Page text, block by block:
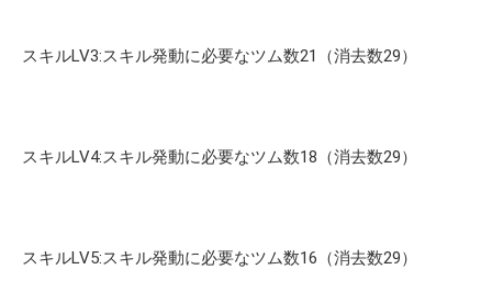
スキルLV3:スキル発動に必要なツム数21（消去数29）
スキルLV4:スキル発動に必要なツム数18（消去数29）
スキルLV5:スキル発動に必要なツム数16（消去数29）